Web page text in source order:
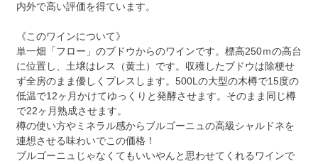
内外で高い評価を得ています。
《このワインについて》
単一畑「フロー」のブドウからのワインです。標高250ｍの高台
に位置し、土壌はレス（黄土）です。収穫したブドウは除梗せ
ず全房のまま優しくプレスします。500Lの大型の木樽で15度の
低温で12ヶ月かけてゆっくりと発酵させます。そのまま同じ樽
で22ヶ月熟成させます。
樽の使い方やミネラル感からブルゴーニュの高級シャルドネを
連想させる味わいでこの価格！
ブルゴーニュじゃなくてもいいやんと思わせてくれるワインで